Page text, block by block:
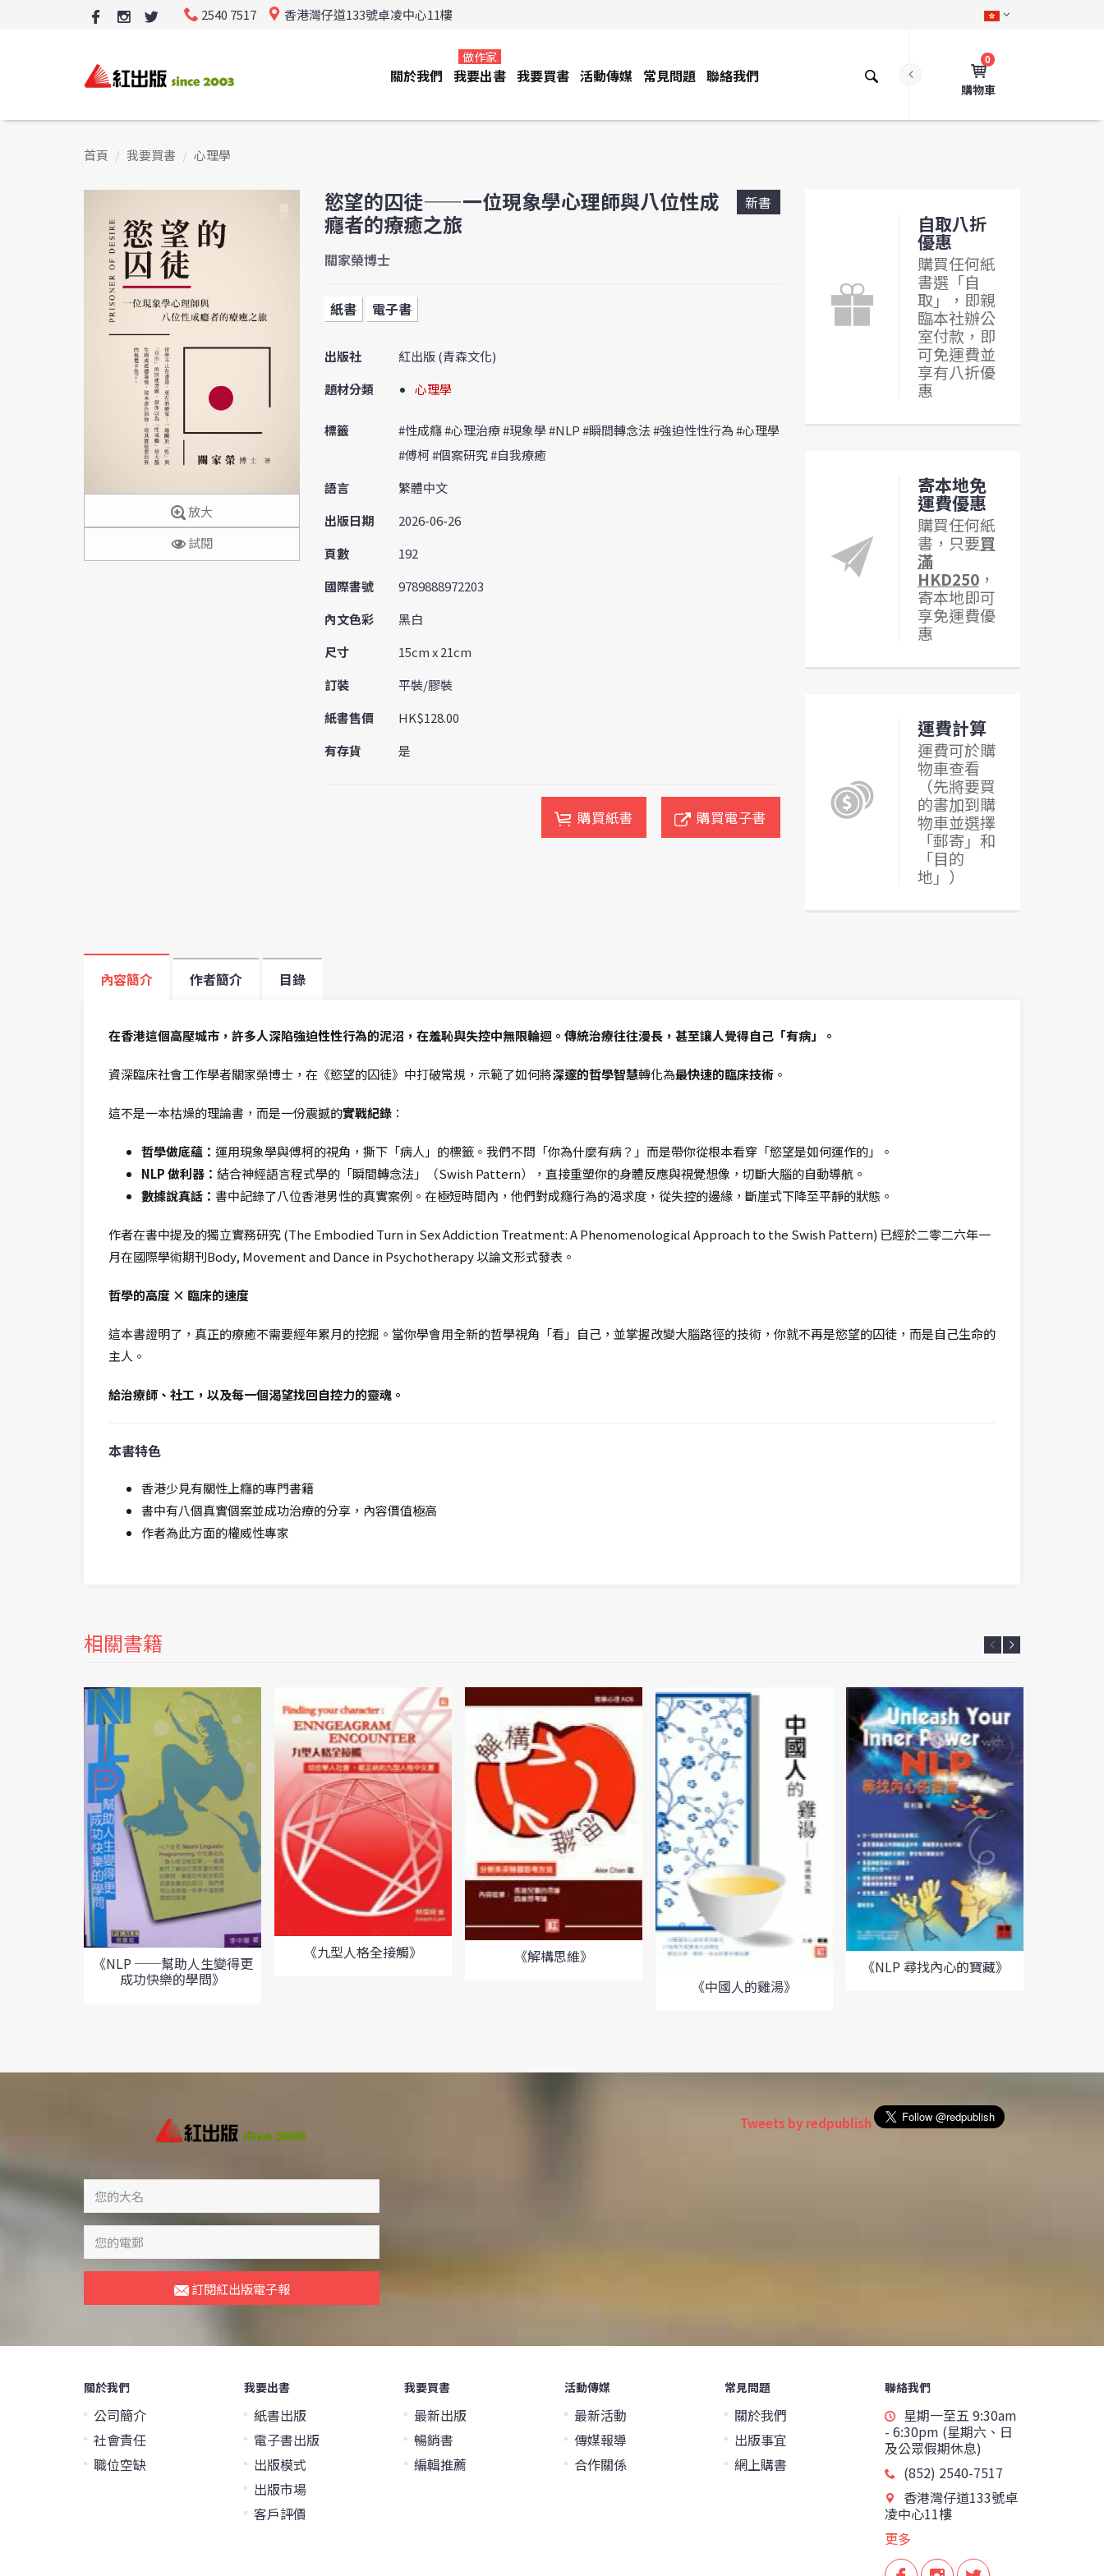
2540 7517 香港灣仔道133號卓凌中心11樓
0
購物車
關於我們 我要出書
做作家
我要買書 活動傳媒 常見問題 聯絡我們
首頁 我要買書 心理學
放大
試閱
慾望的囚徒——一位現象學心理師與八位性成
癮者的療癒之旅
新書
關家榮博士
紙書 電子書
出版社
紅出版 (青森文化)
題材分類
心理學
標籤
#性成癮 #心理治療 #現象學 #NLP #瞬間轉念法 #強迫性性行為 #心理學
#傅柯 #個案研究 #自我療癒
語言
繁體中文
出版日期
2026-06-26
頁數
192
國際書號
9789888972203
內文色彩
黑白
尺寸
15cm x 21cm
訂裝
平裝/膠裝
紙書售價
HK$128.00
有存貨
是
購買紙書 購買電子書
自取八折
優惠
購買任何紙
書選「自
取」，即親
臨本社辦公
室付款，即
可免運費並
享有八折優
惠
寄本地免
運費優惠
購買任何紙
書，只要買
滿
HKD250，
寄本地即可
享免運費優
惠
運費計算
運費可於購
物車查看
（先將要買
的書加到購
物車並選擇
「郵寄」和
「目的
地」）
內容簡介 作者簡介 目錄
在香港這個高壓城市，許多人深陷強迫性性行為的泥沼，在羞恥與失控中無限輪迴。傳統治療往往漫長，甚至讓人覺得自己「有病」。
資深臨床社會工作學者關家榮博士，在《慾望的囚徒》中打破常規，示範了如何將深邃的哲學智慧轉化為最快速的臨床技術 。
這不是一本枯燥的理論書，而是一份震撼的實戰紀錄 ：
哲學做底蘊： 運用現象學與傅柯的視角，撕下「病人」的標籤。我們不問「你為什麼有病？」而是帶你從根本看穿「慾望是如何運作的」。
NLP 做利器： 結合神經語言程式學的「瞬間轉念法」（Swish Pattern），直接重塑你的身體反應與視覺想像，切斷大腦的自動導航。
數據說真話： 書中記錄了八位香港男性的真實案例。在極短時間內，他們對成癮行為的渴求度，從失控的邊緣，斷崖式下降至平靜的狀態。
作者在書中提及的獨立實務研究 (The Embodied Turn in Sex Addiction Treatment: A Phenomenological Approach to the Swish Pattern) 已經於二零二六年一
月在國際學術期刊Body, Movement and Dance in Psychotherapy 以論文形式發表。
哲學的高度 × 臨床的速度
這本書證明了，真正的療癒不需要經年累月的挖掘。當你學會用全新的哲學視角「看」自己，並掌握改變大腦路徑的技術，你就不再是慾望的囚徒，而是自己生命的
主人。
給治療師、社工，以及每一個渴望找回自控力的靈魂。
本書特色
香港少見有關性上癮的專門書籍
書中有八個真實個案並成功治療的分享，內容價值極高
作者為此方面的權威性專家
相關書籍
《NLP ──幫助人生變得更
成功快樂的學問》
《九型人格全接觸》
《解構思維》
《中國人的雞湯》
《NLP 尋找內心的寶藏》
訂閱紅出版電子報
Tweets by redpublish
關於我們
公司簡介
社會責任
職位空缺
我要出書
紙書出版
電子書出版
出版模式
出版市場
客戶評價
我要買書
最新出版
暢銷書
編輯推薦
活動傳媒
最新活動
傳媒報導
合作關係
常見問題
關於我們
出版事宜
網上購書
聯絡我們
星期一至五 9:30am
- 6:30pm (星期六、日
及公眾假期休息)
(852) 2540-7517
香港灣仔道133號卓
凌中心11樓
更多